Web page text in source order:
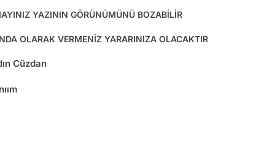
YAZININ GÖRÜNÜMÜNÜ BOZABİLİR
OLARAK VERMENİZ YARARINIZA OLACAKTIR
Cüzdan